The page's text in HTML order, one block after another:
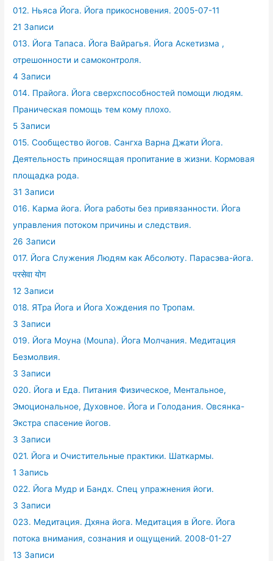
012. Ньяса Йога. Йога прикосновения. 2005-07-11
21 Записи
013. Йога Тапаса. Йога Вайрагья. Йога Аскетизма ,
отрешонности и самоконтроля.
4 Записи
014. Прайога. Йога сверхспособностей помощи людям.
Праническая помощь тем кому плохо.
5 Записи
015. Сообщество йогов. Сангха Варна Джати Йога.
Деятельность приносящая пропитание в жизни. Кормовая
площадка рода.
31 Записи
016. Карма йога. Йога работы без привязанности. Йога
управления потоком причины и следствия.
26 Записи
017. Йога Служения Людям как Абсолюту. Парасэва-йога.
परसेवा योग
12 Записи
018. ЯТра Йога и Йога Хождения по Тропам.
3 Записи
019. Йога Моуна (Mouna). Йога Молчания. Медитация
Безмолвия.
3 Записи
020. Йога и Еда. Питания Физическое, Ментальное,
Эмоциональное, Духовное. Йога и Голодания. Овсянка-
Экстра спасение йогов.
3 Записи
021. Йога и Очистительные практики. Шаткармы.
1 Запись
022. Йога Мудр и Бандх. Спец упражнения йоги.
3 Записи
023. Медитация. Дхяна йога. Медитация в Йоге. Йога
потока внимания, сознания и ощущений. 2008-01-27
13 Записи